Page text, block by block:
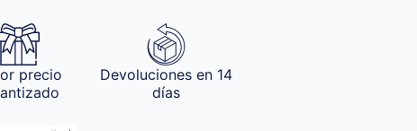
precio
Devoluciones en 14
días